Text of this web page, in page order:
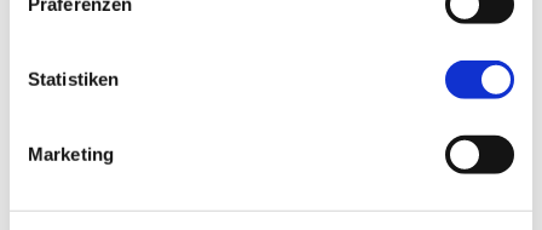
Statistiken
Marketing
Achtung:
werden.
Bitte achtet auf den entsprechenden Link!